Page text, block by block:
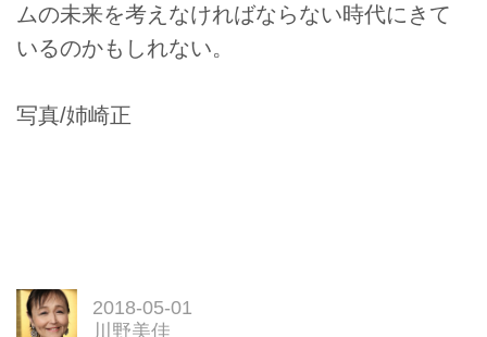
ムの未来を考えなければならない時代にきて
いるのかもしれない。
写真/姉崎正
2018-05-01
川野美佳